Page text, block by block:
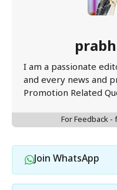
I am a passionate
and every news and
Promotion Related
For Feedback -
Join WhatsApp